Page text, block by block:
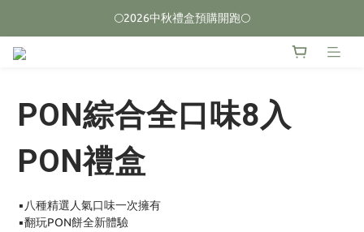
🌕2026中秋禮盒預購開跑🌕
🌕2026中秋禮盒預購開跑🌕
PON綜合全口味8入
PON禮盒
▪️八種精選人氣口味一次擁有
▪️翻玩PON餅全新體驗